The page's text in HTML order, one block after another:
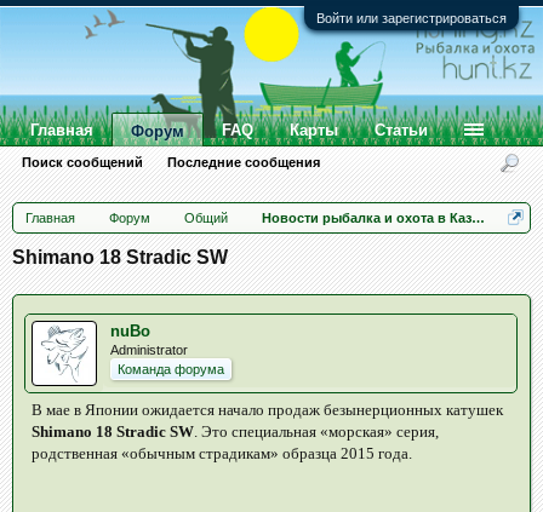
Войти или зарегистрироваться
Главная Форум Общий Новости рыбалка и охота в Казахстане
Shimano 18 Stradic SW
nuBo
Administrator
Команда форума
В мае в Японии ожидается начало продаж безынерционных катушек
Shimano 18 Stradic SW. Это специальная «морская» серия,
родственная «обычным страдикам» образца 2015 года.
Главная Форум
Поиск сообщений Последние сообщения
FAQ Карты Статьи